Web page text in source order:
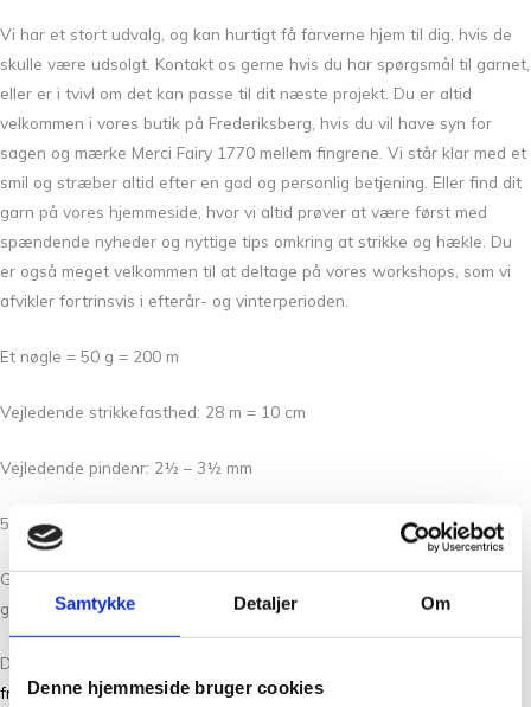
Samtykke Detaljer Om
Denne hjemmeside bruger cookies
Vi har et stort udvalg, og kan hurtigt få farverne hjem til dig, hvis de
skulle være udsolgt. Kontakt os gerne hvis du har spørgsmål til garnet,
eller er i tvivl om det kan passe til dit næste projekt. Du er altid
velkommen i vores butik på Frederiksberg, hvis du vil have syn for
sagen og mærke Merci Fairy 1770 mellem fingrene. Vi står klar med et
smil og stræber altid efter en god og personlig betjening. Eller find dit
garn på vores hjemmeside, hvor vi altid prøver at være først med
spændende nyheder og nyttige tips omkring at strikke og hækle. Du
er også meget velkommen til at deltage på vores workshops, som vi
afvikler fortrinsvis i efterår- og vinterperioden.
Et nøgle = 50 g = 200 m
Vejledende strikkefasthed: 28 m = 10 cm
Vejledende pindenr: 2½ – 3½ mm
50% superwashbehandlet uld og 50 % pimabomuld
Garnet er superwashbehandlet, og kan derfor maskinvaskes ved 30
grader. Garnet kan miste farve ved gentagne vask.
Du kan læse mere om Merci garnet, og finde spændende
fra Filcolana her.